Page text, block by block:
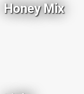
Honey Mix